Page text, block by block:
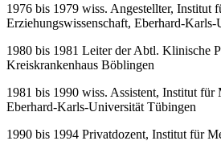
1976 bis 1979 wiss. Angestellter, Institut
Erziehungswissenschaft, Eberhard-
1980 bis 1981 Leiter der Abtl. Klinische
Kreiskrankenhaus Böblingen
1981 bis 1990 wiss. Assistent, Institut für
Eberhard-Karls-Universität Tübingen
1990 bis 1994 Privatdozent, Institut für